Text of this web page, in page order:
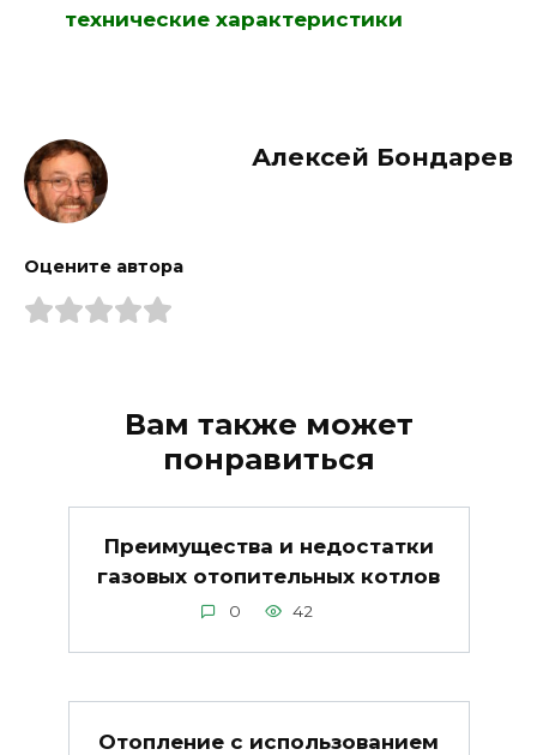
технические характеристики
Алексей Бондарев
Оцените автора
Вам также может
понравиться
Преимущества и недостатки
газовых отопительных котлов
0 42
Отопление с использованием